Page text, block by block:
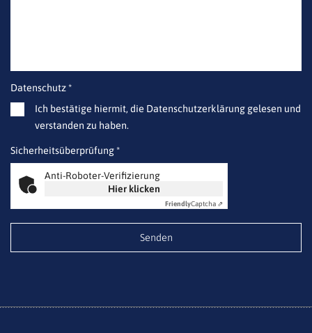
Datenschutz *
Ich bestätige hiermit, die Datenschutzerklärung gelesen und
verstanden zu haben.
Sicherheitsüberprüfung *
Anti-Roboter-Verifizierung
Hier klicken
FriendlyCaptcha ⇗